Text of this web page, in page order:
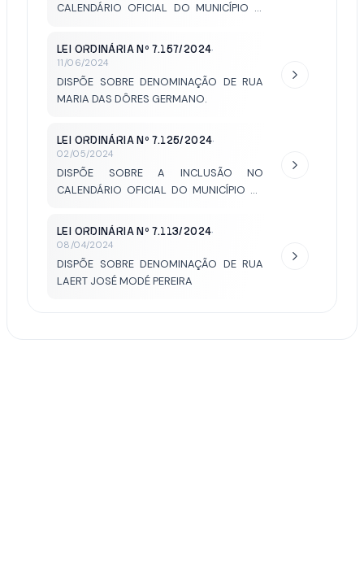
CALENDÁRIO OFICIAL DO MUNICÍPIO O
SIMILARES DE VOTUPORANGA A SER
COMEMORADO ANUALMENTE NO MÊS
DE AGOSTO.
LEI ORDINÁRIA Nº 7.157/2024·
11/06/2024
DISPÕE SOBRE DENOMINAÇÃO DE RUA
MARIA DAS DÔRES GERMANO.
LEI ORDINÁRIA Nº 7.125/2024·
02/05/2024
DISPÕE SOBRE A INCLUSÃO NO
CALENDÁRIO OFICIAL DO MUNICÍPIO DE
ARTES MARCIAIS E DÁ OUTRAS
PROVIDÊNCIAS.
LEI ORDINÁRIA Nº 7.113/2024·
08/04/2024
DISPÕE SOBRE DENOMINAÇÃO DE RUA
LAERT JOSÉ MODÉ PEREIRA